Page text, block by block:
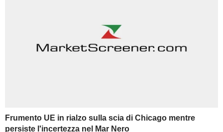
Frumento UE in rialzo sulla scia di Chicago mentre
persiste l'incertezza nel Mar Nero